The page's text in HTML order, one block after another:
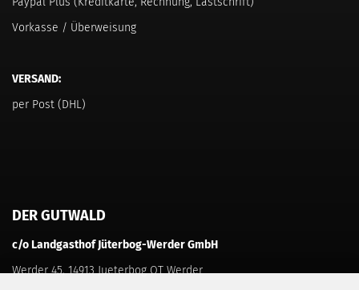
Vorkasse / Überweisung
VERSAND:
per Post (DHL)
DER GUTWALD
c/o Landgasthof Jüterbog-Werder GmbH
Werder 45, 14913 Jueterbog OT Werder